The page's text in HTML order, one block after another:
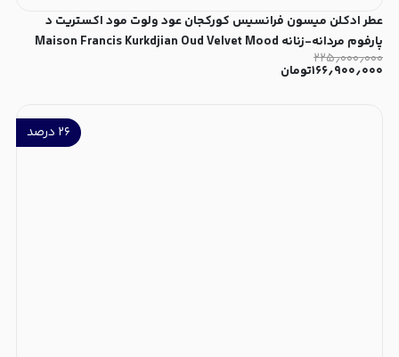
عطر ادکلن میسون فرانسیس کورکجان عود ولوت مود اکستریت د
پارفوم مردانه-زنانه Maison Francis Kurkdjian Oud Velvet Mood
Extrait de Parfum Unisex
۲۲۵٫۰۰۰٫۰۰۰
۱۶۶٫۹۰۰٫۰۰۰تومان
۲۶ درصد